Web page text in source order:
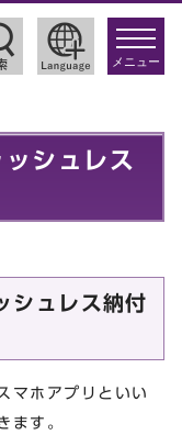
toggle
メニュー
シュレス
シュレス納付
マホアプリといい
ます。